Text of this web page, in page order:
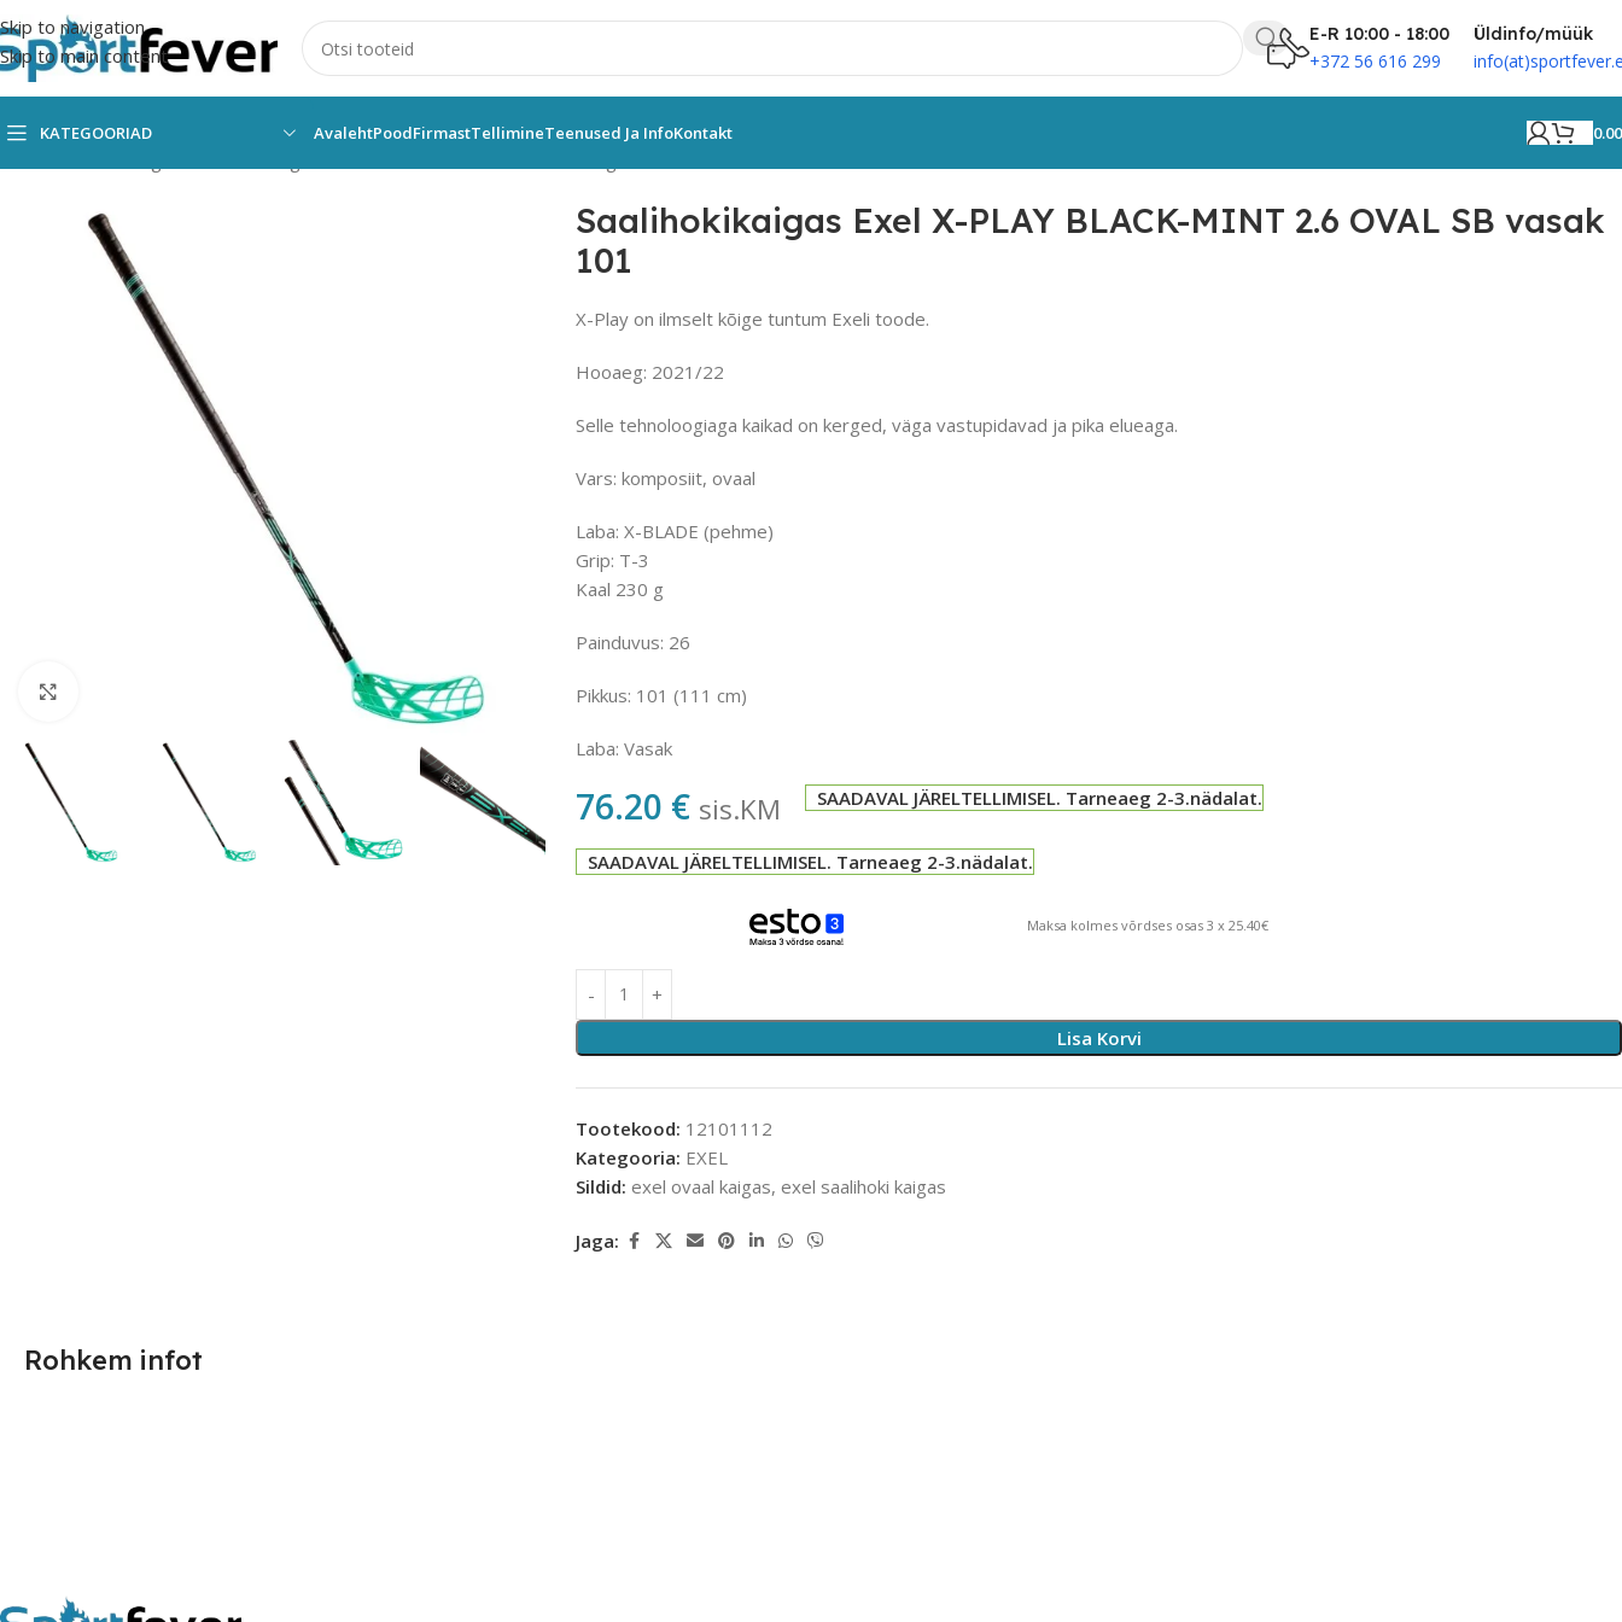
Skip to navigation
Skip to main content
E-R 10:00 - 18:00
+372 56 616 299
Üldinfo/müük
KATEGOORIAD AvalehtPoodFirmastTellimineTeenused Ja InfoKontakt
Saalihokikaigas Exel X-PLAY BLACK-MINT 2.6 OVAL SB vasak
101
X-Play on ilmselt kõige tuntum Exeli toode.
Hooaeg: 2021/22
Selle tehnoloogiaga kaikad on kerged, väga vastupidavad ja pika elueaga.
Vars: komposiit, ovaal
Laba: X-BLADE (pehme)
Grip: T-3
Kaal 230 g
Painduvus: 26
Pikkus: 101 (111 cm)
Laba: Vasak
76.20 € sis.KM SAADAVAL JÄRELTELLIMISEL. Tarneaeg 2-3.nädalat.
SAADAVAL JÄRELTELLIMISEL. Tarneaeg 2-3.nädalat.
Maksa kolmes võrdses osas 3 x 25.40€
Lisa Korvi
Tootekood: 12101112
Kategooria: EXEL
Sildid: exel ovaal kaigas, exel saalihoki kaigas
Jaga:
Rohkem infot